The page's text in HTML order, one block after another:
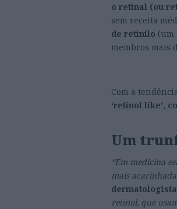
o retinal (ou
sem receita
de retinilo (um
membros mais
Com a
‘retinol like’,
Um
“Em medicina
mais
retinol, que